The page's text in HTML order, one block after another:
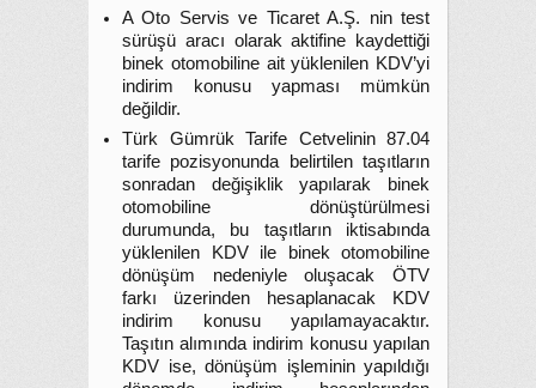
A Oto Servis ve Ticaret A.Ş. nin test
sürüşü aracı olarak aktifine kaydettiği
binek otomobiline ait yüklenilen KDV’yi
indirim konusu yapması mümkün
değildir.
Türk Gümrük Tarife Cetvelinin 87.04
tarife pozisyonunda belirtilen taşıtların
sonradan değişiklik yapılarak binek
otomobiline dönüştürülmesi
durumunda, bu taşıtların iktisabında
yüklenilen KDV ile binek otomobiline
dönüşüm nedeniyle oluşacak ÖTV
farkı üzerinden hesaplanacak KDV
indirim konusu yapılamayacaktır.
Taşıtın alımında indirim konusu yapılan
KDV ise, dönüşüm işleminin yapıldığı